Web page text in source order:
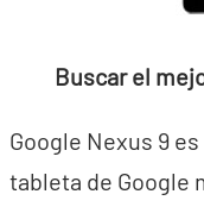
Buscar el
Google Nexus 9
tableta de Google